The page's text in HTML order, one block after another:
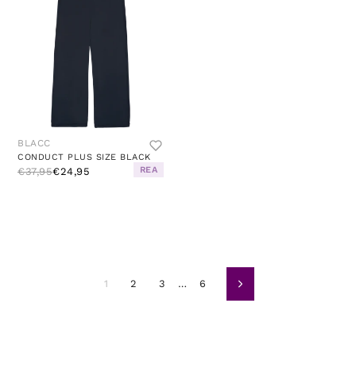
BLACC
CONDUCT PLUS SIZE BLACK
€37,95€24,95 REA
1 2 3 … 6 Suivant